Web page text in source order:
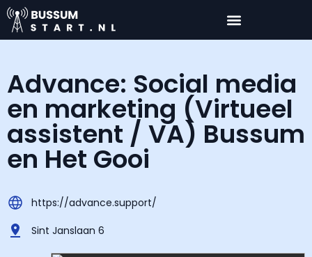
Advance: Social media
en marketing (Virtueel
assistent / VA) Bussum
en Het Gooi
https://advance.support/
Sint Janslaan 6